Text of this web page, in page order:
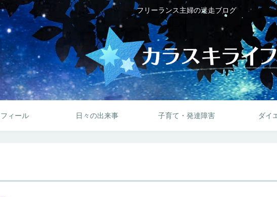
フリーランス主婦の迷走ブログ
ィール 日々の出来事 子育て・発達障害 ダイ